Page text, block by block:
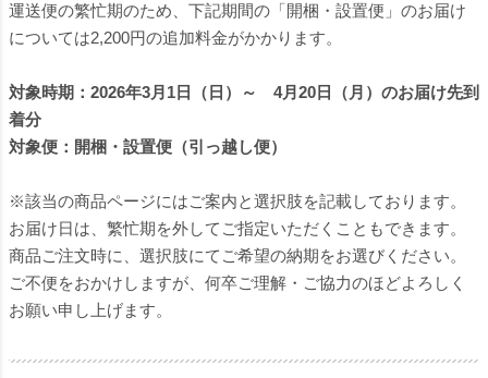
運送便の繁忙期のため、下記期間の「開梱・設置便」のお届け
については2,200円の追加料金がかかります。
対象時期：2026年3月1日（日）～ 4月20日（月）のお届け先到
着分
対象便：開梱・設置便（引っ越し便）
※該当の商品ページにはご案内と選択肢を記載しております。
お届け日は、繁忙期を外してご指定いただくこともできます。
商品ご注文時に、選択肢にてご希望の納期をお選びください。
ご不便をおかけしますが、何卒ご理解・ご協力のほどよろしく
お願い申し上げます。